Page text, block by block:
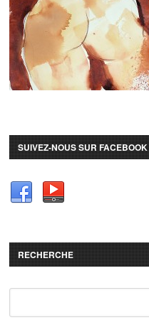
SUIVEZ-NOUS SUR FACEBOOK
RECHERCHE